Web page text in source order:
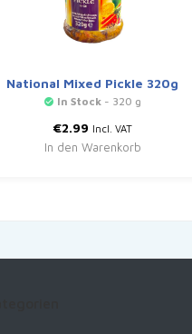
National Mixed Pickle 320g
In Stock - 320 g
€2.99 Incl. VAT
In den Warenkorb